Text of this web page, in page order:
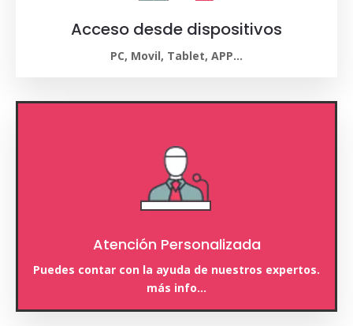
Acceso desde dispositivos
PC, Movil, Tablet, APP…
Atención Personalizada
Puedes contar con la ayuda de nuestros expertos.
más info…